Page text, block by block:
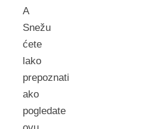
A
Snežu
ćete
lako
prepoznati
ako
pogledate